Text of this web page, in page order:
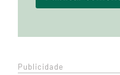
Publicidade